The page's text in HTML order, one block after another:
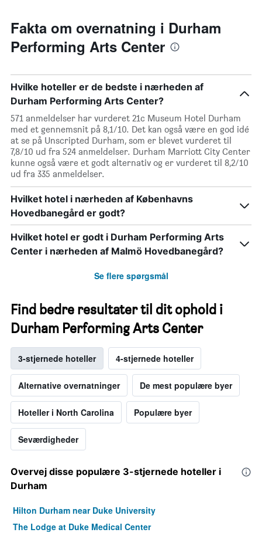
Fakta om overnatning i Durham
Performing Arts Center
Hvilke hoteller er de bedste i nærheden af
Durham Performing Arts Center?
571 anmeldelser har vurderet 21c Museum Hotel Durham
med et gennemsnit på 8,1/10. Det kan også være en god idé
at se på Unscripted Durham, som er blevet vurderet til
7,8/10 ud fra 524 anmeldelser. Durham Marriott City Center
kunne også være et godt alternativ og er vurderet til 8,2/10
ud fra 335 anmeldelser.
Hvilket hotel i nærheden af Københavns
Hovedbanegård er godt?
Hvilket hotel er godt i Durham Performing Arts
Center i nærheden af Malmö Hovedbanegård?
Se flere spørgsmål
Find bedre resultater til dit ophold i
Durham Performing Arts Center
3-stjernede hoteller 4-stjernede hoteller
Alternative overnatninger De mest populære byer
Hoteller i North Carolina Populære byer
Seværdigheder
Overvej disse populære 3-stjernede hoteller i
Durham
Hilton Durham near Duke University
The Lodge at Duke Medical Center